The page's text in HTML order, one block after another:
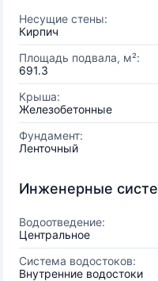
Несущие стены:
Кирпич
Площадь подвала, м²:
691.3
Крыша:
Железобетонные
Фундамент:
Ленточный
Инженерные
Водоотведение:
Центральное
Система водостоков:
Внутренние водостоки